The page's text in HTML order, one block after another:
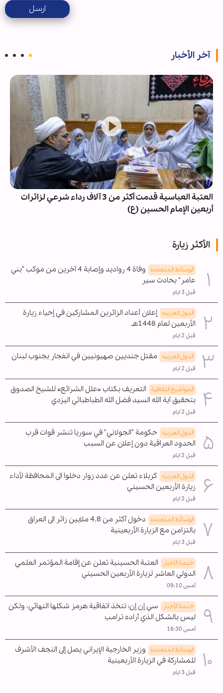
ارسل
آخر الأخبار
العتبة العباسية قدمت أكثر من 3 آلاف رداء شرعي لزائرات
أربعين الإمام الحسين (ع)
الأكثر زيارة
الوسائط المتعدده
وفاة 4 رواديد وإصابة 4 آخرين من موكب "بني
عامر" بحادث سير
قبل 3 ايام
الدول العربیه إعلان أعداد الزائرين المشاركين في إحياء زيارة
الأربعين لعام 1448هـ
قبل 2 ايام
الدول العربیه مقتل جنديين صهيونيين في انفجار بجنوب لبنان
قبل 2 ايام
المواضیع الثقافية التعريف بكتاب «علل الشرائع» للشيخ الصدوق
بتحقيق آية الله السيد فضل الله الطباطبائي اليزدي
قبل 2 ايام
الدول العربیه حكومة "الجولاني" في سوريا تنشر قوات قرب
الحدود العراقية دون إعلان عن السبب
قبل 2 ايام
الدول العربیه كربلاء تعلن عن عدد زوار دخلوا الى المحافظة لأداء
زيارة الأربعين الحسيني
قبل 2 ايام
الوسائط المتعدده
دخول أكثر من 4.8 ملايين زائر الى العراق
بالتزامن مع الزيارة الأربعينية
قبل 3 ايام
خدمة الأخبار
العتبة الحسينية تعلن عن إقامة المؤتمر العلمي
الدولي العاشر لزيارة الأربعين الحسيني
أمس 09:10
خدمة الأخبار
سي إن إن: تتخذ اتفاقية هرمز شكلها النهائي، ولكن
ليس بالشكل الذي أراده ترامب
أمس 16:30
الوسائط المتعدده وزير الخارجية الإيراني يصل إلى النجف الأشرف
للمشاركة في الزيارة الأربعينية
قبل 3 ايام